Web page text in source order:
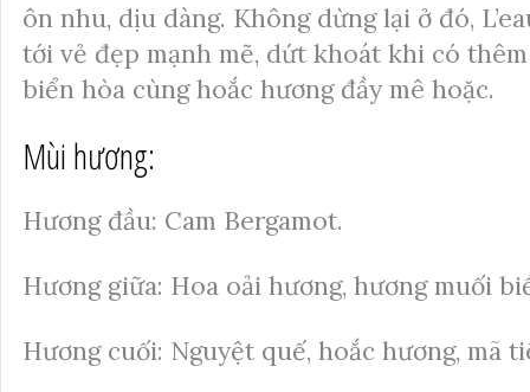
ôn nhu, dịu dàng. Không dừng lại ở đó,
tới vẻ đẹp mạnh mẽ, dứt khoát khi có
biển hòa cùng hoắc hương đầy mê hoặc.
Mùi hương:
Hương đầu: Cam Bergamot.
Hương giữa: Hoa oải hương, hương muối
Hương cuối: Nguyệt quế, hoắc hương, mã